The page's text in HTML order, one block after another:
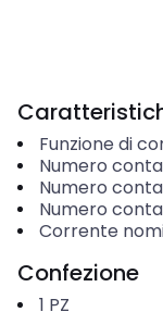
Funzione di
Numero
Numero
Numero
Corrente
Confezione
1 PZ